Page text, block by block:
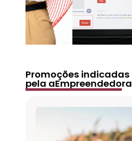
Promoções indicadas
pela aEmpreendedora